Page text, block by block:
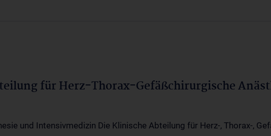
für Herz-Thorax-Gefäßchirurgische
und Intensivmedizin Die Klinische Abteilung für Herz-, Thorax-,